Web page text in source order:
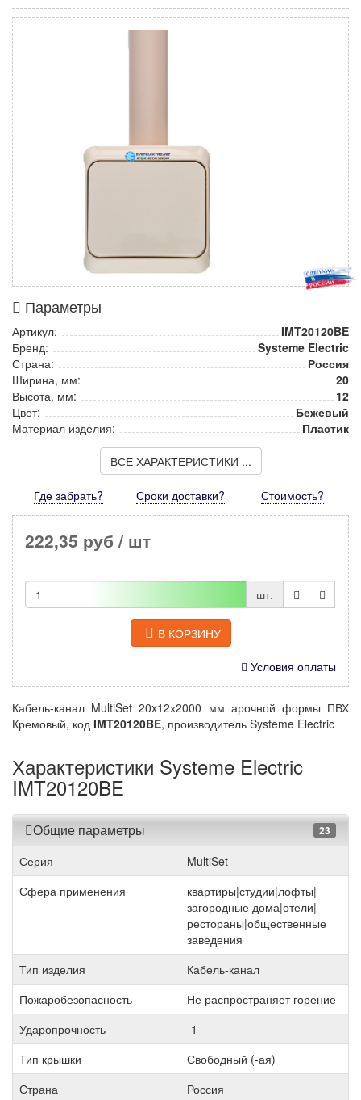
Параметры
Артикул:
IMT20120BE
Бренд:
Systeme Electric
Страна:
Россия
Ширина, мм:
20
Высота, мм:
12
Цвет:
Бежевый
Материал изделия:
Пластик
ВСЕ ХАРАКТЕРИСТИКИ ...
Где забрать? Сроки доставки? Стоимость?
222,35 руб / шт
шт.
В КОРЗИНУ
Условия оплаты
Кабель-канал MultiSet 20x12х2000 мм арочной формы ПВХ
Кремовый, код IMT20120BE, производитель Systeme Electric
Характеристики Systeme Electric
IMT20120BE
Общие параметры 23
Серия
MultiSet
Сфера применения
квартиры|студии|лофты|
загородные дома|отели|
рестораны|общественные
заведения
Тип изделия
Кабель-канал
Пожаробезопасность
Не распространяет горение
Ударопрочность
-1
Тип крышки
Свободный (-ая)
Страна
Россия